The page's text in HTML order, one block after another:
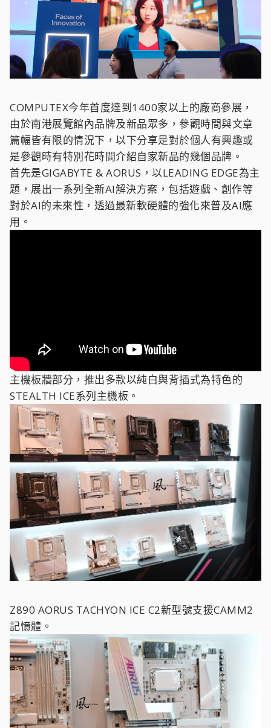
COMPUTEX今年首度達到1400家以上的廠商參展，
由於南港展覽館內品牌及新品眾多，參觀時間與文章
篇幅皆有限的情況下，以下分享是對於個人有興趣或
是參觀時有特別花時間介紹自家新品的幾個品牌。
首先是GIGABYTE & AORUS，以LEADING EDGE為主
題，展出一系列全新AI解決方案，包括遊戲、創作等
對於AI的未來性，透過最新軟硬體的強化來普及AI應
用。
主機板牆部分，推出多款以純白與背插式為特色的
STEALTH ICE系列主機板。
Z890 AORUS TACHYON ICE C2新型號支援CAMM2
記憶體。